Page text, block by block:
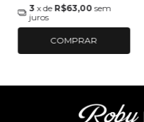
3 x de R$63,00 sem
juros
COMPRAR